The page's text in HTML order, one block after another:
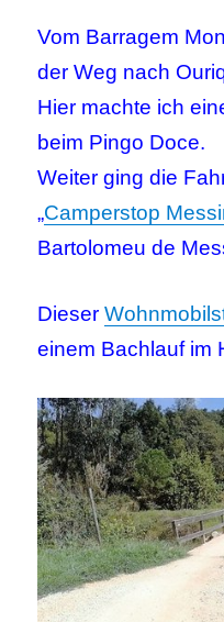
Vom Barragem
der Weg nach
Hier machte ich
beim Pingo Doce.
Weiter ging die
„Camperstop
Bartolomeu de
Dieser
einem Bachlauf im